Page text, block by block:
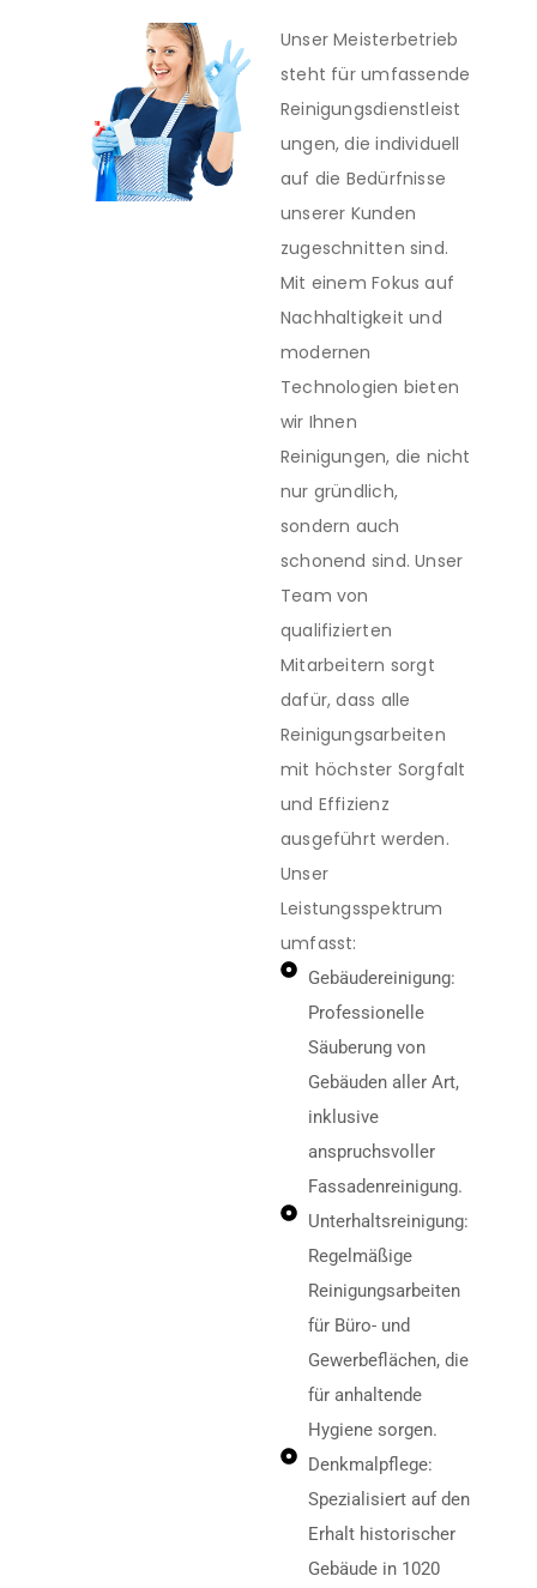
Unser Meisterbetrieb
steht für umfassende
Reinigungsdienstleist
ungen, die individuell
auf die Bedürfnisse
unserer Kunden
zugeschnitten sind.
Mit einem Fokus auf
Nachhaltigkeit und
modernen
Technologien bieten
wir Ihnen
Reinigungen, die nicht
nur gründlich,
sondern auch
schonend sind. Unser
Team von
qualifizierten
Mitarbeitern sorgt
dafür, dass alle
Reinigungsarbeiten
mit höchster Sorgfalt
und Effizienz
ausgeführt werden.
Unser
Leistungsspektrum
umfasst:
Gebäudereinigung:
Professionelle
Säuberung von
Gebäuden aller Art,
inklusive
anspruchsvoller
Fassadenreinigung.
Unterhaltsreinigung:
Regelmäßige
Reinigungsarbeiten
für Büro- und
Gewerbeflächen, die
für anhaltende
Hygiene sorgen.
Denkmalpflege:
Spezialisiert auf den
Erhalt historischer
Gebäude in 1020